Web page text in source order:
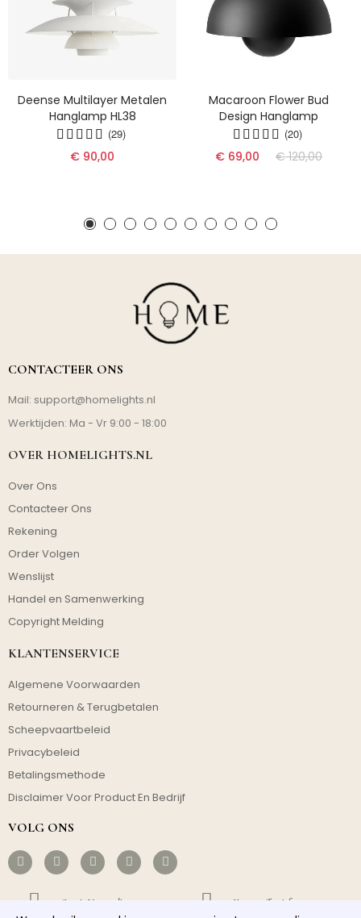
Deense Multilayer Metalen
Hanglamp HL38
(29)
€ 90,00
Macaroon Flower Bud
Design Hanglamp
(20)
€ 69,00 € 120,00
CONTACTEER ONS
Mail: support@homelights.nl
Werktijden: Ma - Vr 9:00 - 18:00
OVER HOMELIGHTS.NL
Over Ons
Contacteer Ons
Rekening
Order Volgen
Wenslijst
Handel en Samenwerking
Copyright Melding
KLANTENSERVICE
Algemene Voorwaarden
Retourneren & Terugbetalen
Scheepvaartbeleid
Privacybeleid
Betalingsmethode
Disclaimer Voor Product En Bedrijf
VOLG ONS
Gratis Verzending Kosteneffectief